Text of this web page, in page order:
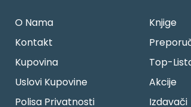
O Nama
Kontakt
Kupovina
Uslovi Kupovine
Polisa Privatnosti
Knjige
Top-
Akcije
Izdavači